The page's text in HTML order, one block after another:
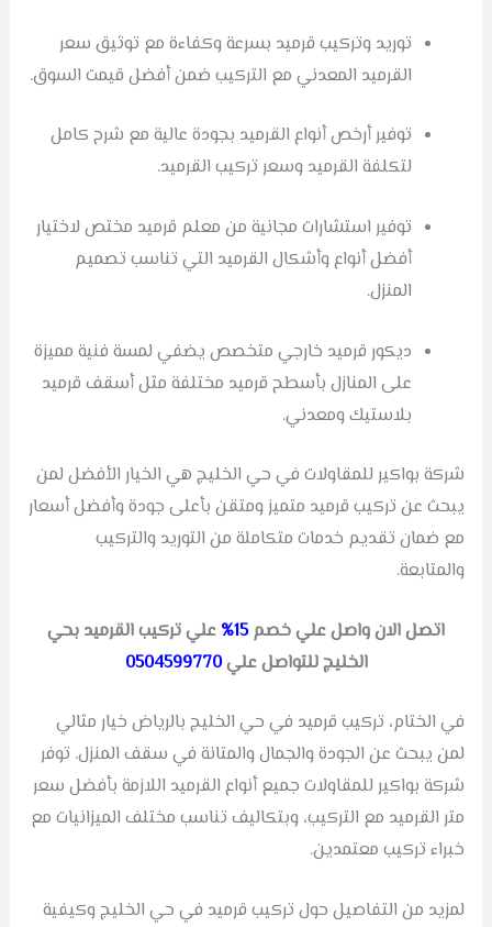
توريد وتركيب قرميد بسرعة وكفاءة مع توثيق سعر
القرميد المعدني مع التركيب ضمن أفضل قیمت السوق.
توفير أرخص أنواع القرميد بجودة عالية مع شرح كامل
لتكلفة القرميد وسعر تركيب القرميد.
توفير استشارات مجانية من معلم قرميد مختص لاختيار
أفضل أنواع وأشكال القرميد التي تناسب تصميم
المنزل.
ديكور قرميد خارجي متخصص يضفي لمسة فنية مميزة
على المنازل بأسطح قرميد مختلفة مثل أسقف قرميد
بلاستيك ومعدني.
شركة بواكير للمقاولات في حي الخليج هي الخيار الأفضل لمن
يبحث عن تركيب قرميد متميز ومتقن بأعلى جودة وأفضل أسعار
مع ضمان تقديم خدمات متكاملة من التوريد والتركيب
والمتابعة.
اتصل الان واصل علي خصم15%
علي تركيب القرميد بحي
الخليج للتواصل علي0504599770
في الختام، تركيب قرميد في حي الخليج بالرياض خيار مثالي
لمن يبحث عن الجودة والجمال والمتانة في سقف المنزل. توفر
شركة بواكير للمقاولات جميع أنواع القرميد اللازمة بأفضل سعر
متر القرميد مع التركيب، وبتكاليف تناسب مختلف الميزانيات مع
خبراء تركيب معتمدين.
لمزيد من التفاصيل حول تركيب قرميد في حي الخليج وكيفية